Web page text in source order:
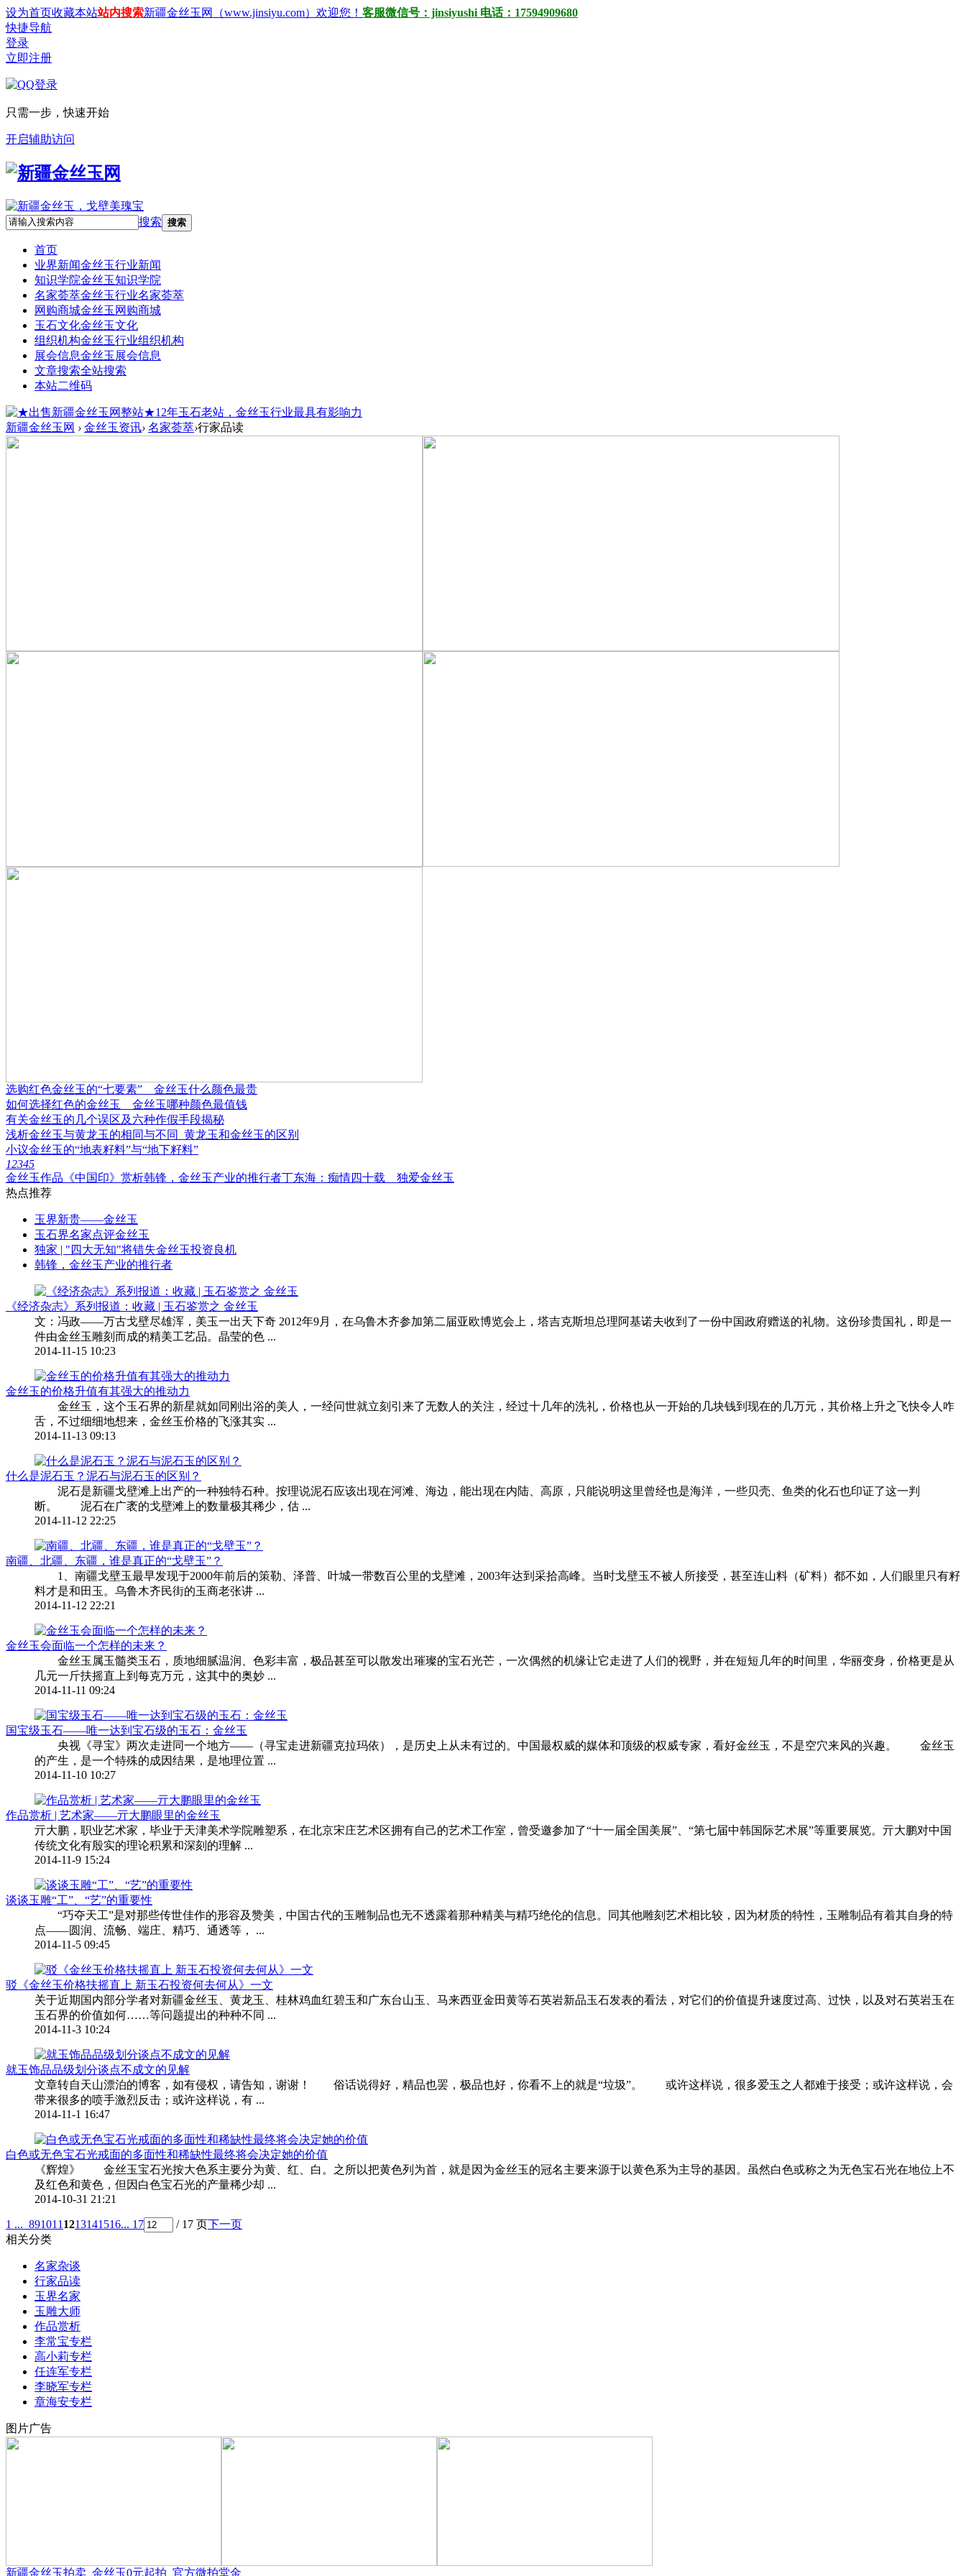
设为首页收藏本站站内搜索新疆金丝玉网（www.jinsiyu.com）欢迎您！ 客服微信号：jinsiyushi 电话：17594909680
快捷导航
登录
立即注册
只需一步，快速开始
开启辅助访问
搜索 搜索
首页
业界新闻金丝玉行业新闻
知识学院金丝玉知识学院
名家荟萃金丝玉行业名家荟萃
网购商城金丝玉网购商城
玉石文化金丝玉文化
组织机构金丝玉行业组织机构
展会信息金丝玉展会信息
文章搜索全站搜索
本站二维码
新疆金丝玉网 › 金丝玉资讯› 名家荟萃›行家品读
选购红色金丝玉的“七要素”＿金丝玉什么颜色最贵
如何选择红色的金丝玉＿金丝玉哪种颜色最值钱
有关金丝玉的几个误区及六种作假手段揭秘
浅析金丝玉与黄龙玉的相同与不同_黄龙玉和金丝玉的区别
小议金丝玉的“地表籽料”与“地下籽料”
12345
金丝玉作品《中国印》赏析韩锋，金丝玉产业的推行者丁东海：痴情四十载 独爱金丝玉
热点推荐
玉界新贵——金丝玉
玉石界名家点评金丝玉
独家 | "四大无知"将错失金丝玉投资良机
韩锋，金丝玉产业的推行者
《经济杂志》系列报道：收藏 | 玉石鉴赏之 金丝玉
文：冯政——万古戈壁尽雄浑，美玉一出天下奇 2012年9月，在乌鲁木齐参加第二届亚欧博览会上，塔吉克斯坦总理阿基诺夫收到了一份中国政府赠送的礼物。这份珍贵国礼，即是一
件由金丝玉雕刻而成的精美工艺品。晶莹的色 ...
2014-11-15 10:23
金丝玉的价格升值有其强大的推动力
金丝玉，这个玉石界的新星就如同刚出浴的美人，一经问世就立刻引来了无数人的关注，经过十几年的洗礼，价格也从一开始的几块钱到现在的几万元，其价格上升之飞快令人咋
舌，不过细细地想来，金丝玉价格的飞涨其实 ...
2014-11-13 09:13
什么是泥石玉？泥石与泥石玉的区别？
泥石是新疆戈壁滩上出产的一种独特石种。按理说泥石应该出现在河滩、海边，能出现在内陆、高原，只能说明这里曾经也是海洋，一些贝壳、鱼类的化石也印证了这一判
断。 泥石在广袤的戈壁滩上的数量极其稀少，估 ...
2014-11-12 22:25
南疆、北疆、东疆，谁是真正的“戈壁玉”？
1、南疆戈壁玉最早发现于2000年前后的策勒、泽普、叶城一带数百公里的戈壁滩，2003年达到采拾高峰。当时戈壁玉不被人所接受，甚至连山料（矿料）都不如，人们眼里只有籽
料才是和田玉。乌鲁木齐民街的玉商老张讲 ...
2014-11-12 22:21
金丝玉会面临一个怎样的未来？
金丝玉属玉髓类玉石，质地细腻温润、色彩丰富，极品甚至可以散发出璀璨的宝石光芒，一次偶然的机缘让它走进了人们的视野，并在短短几年的时间里，华丽变身，价格更是从
几元一斤扶摇直上到每克万元，这其中的奥妙 ...
2014-11-11 09:24
国宝级玉石——唯一达到宝石级的玉石：金丝玉
央视《寻宝》两次走进同一个地方——（寻宝走进新疆克拉玛依），是历史上从未有过的。中国最权威的媒体和顶级的权威专家，看好金丝玉，不是空穴来风的兴趣。 金丝玉
的产生，是一个特殊的成因结果，是地理位置 ...
2014-11-10 10:27
作品赏析 | 艺术家——亓大鹏眼里的金丝玉
亓大鹏，职业艺术家，毕业于天津美术学院雕塑系，在北京宋庄艺术区拥有自己的艺术工作室，曾受邀参加了“十一届全国美展”、“第七届中韩国际艺术展”等重要展览。亓大鹏对中国
传统文化有殷实的理论积累和深刻的理解 ...
2014-11-9 15:24
谈谈玉雕“工”、“艺”的重要性
“巧夺天工”是对那些传世佳作的形容及赞美，中国古代的玉雕制品也无不透露着那种精美与精巧绝伦的信息。同其他雕刻艺术相比较，因为材质的特性，玉雕制品有着其自身的特
点——圆润、流畅、端庄、精巧、通透等， ...
2014-11-5 09:45
驳《金丝玉价格扶摇直上 新玉石投资何去何从》一文
关于近期国内部分学者对新疆金丝玉、黄龙玉、桂林鸡血红碧玉和广东台山玉、马来西亚金田黄等石英岩新品玉石发表的看法，对它们的价值提升速度过高、过快，以及对石英岩玉在
玉石界的价值如何……等问题提出的种种不同 ...
2014-11-3 10:24
就玉饰品品级划分谈点不成文的见解
文章转自天山漂泊的博客，如有侵权，请告知，谢谢！ 俗话说得好，精品也罢，极品也好，你看不上的就是“垃圾”。 或许这样说，很多爱玉之人都难于接受；或许这样说，会
带来很多的喷手激烈反击；或许这样说，有 ...
2014-11-1 16:47
白色或无色宝石光戒面的多面性和稀缺性最终将会决定她的价值
《辉煌》 金丝玉宝石光按大色系主要分为黄、红、白。之所以把黄色列为首，就是因为金丝玉的冠名主要来源于以黄色系为主导的基因。虽然白色或称之为无色宝石光在地位上不
及红色和黄色，但因白色宝石光的产量稀少却 ...
2014-10-31 21:21
1 ... 891011 1213141516... 17 / 17 页下一页
相关分类
名家杂谈
行家品读
玉界名家
玉雕大师
作品赏析
李常宝专栏
高小莉专栏
任连军专栏
李晓军专栏
章海安专栏
图片广告
新疆金丝玉拍卖_金丝玉0元起拍_官方微拍堂金